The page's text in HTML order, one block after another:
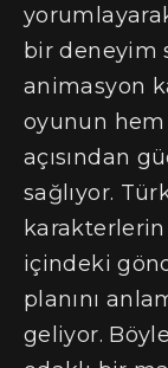
bir deneyim
animasyon
oyunun hem
açısından
sağlıyor.
içindeki
planını
geliyor.